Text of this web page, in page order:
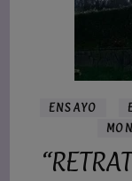
ENSAYO